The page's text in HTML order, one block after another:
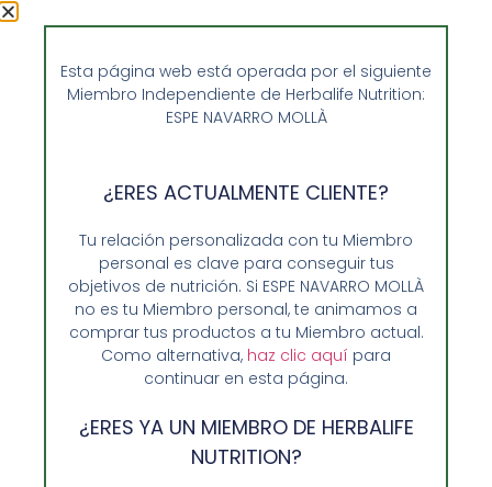
Deportistas
152,20 €
Esta página web está operada por el siguiente
Miembro Independiente de Herbalife Nutrition:
ESPE NAVARRO MOLLÀ
¿ERES ACTUALMENTE CLIENTE?
Tu relación personalizada con tu Miembro
personal es clave para conseguir tus
objetivos de nutrición. Si ESPE NAVARRO MOLLÀ
no es tu Miembro personal, te animamos a
comprar tus productos a tu Miembro actual.
Como alternativa, haz clic aquí para
continuar en esta página.
¿ERES YA UN MIEMBRO DE HERBALIFE
NUTRITION?